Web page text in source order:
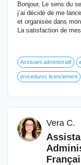
Bonjour, Le sens du
j’ai décidé de me
et organisée dans
La satisfaction de
Assistant administratif
procedures licenciement
Vera C.